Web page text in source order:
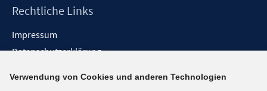
Rechtliche Links
Impressum
Datenschutzerklärung
Barrieren melden
Verwendung von Cookies und anderen Technologien